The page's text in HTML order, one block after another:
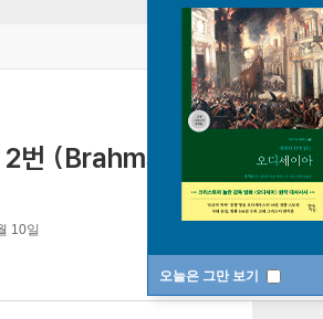
오늘은 그만 보기
2번 (Brahms: Clarinet
10일